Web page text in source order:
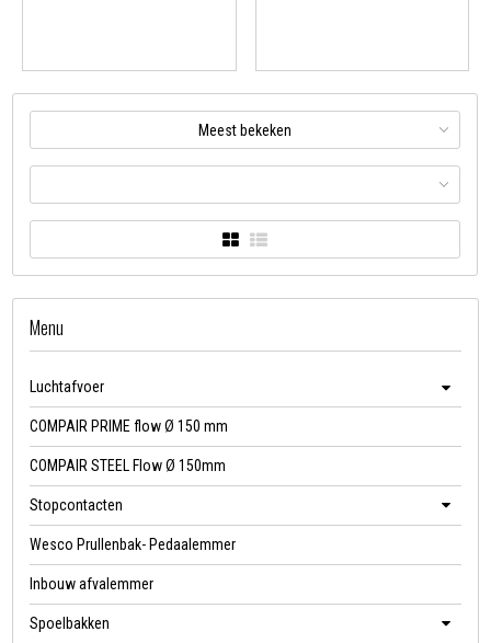
Meest bekeken
Menu
Luchtafvoer
COMPAIR PRIME flow Ø 150 mm
COMPAIR STEEL Flow Ø 150mm
Stopcontacten
Wesco Prullenbak- Pedaalemmer
Inbouw afvalemmer
Spoelbakken